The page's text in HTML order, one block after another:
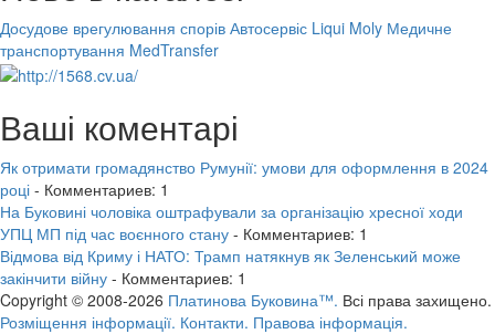
Досудове врегулювання спорів Автосервіс Liqui Moly Медичне
транспортування MedTransfer
Ваші коментарі
Як отримати громадянство Румунії: умови для оформлення в 2024
році - Комментариев: 1
На Буковині чоловіка оштрафували за організацію хресної ходи
УПЦ МП під час воєнного стану - Комментариев: 1
Відмова від Криму і НАТО: Трамп натякнув як Зеленський може
закінчити війну - Комментариев: 1
Copyright © 2008-2026 Платинова Буковина™. Всі права захищено.
Розміщення інформації. Контакти. Правова інформація.